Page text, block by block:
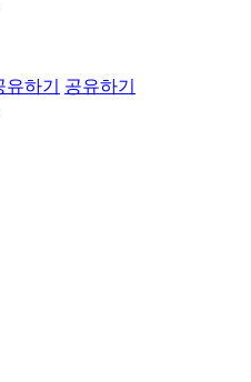
유하기
공유하기